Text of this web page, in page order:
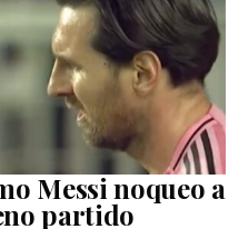
Messi noqueo a
partido